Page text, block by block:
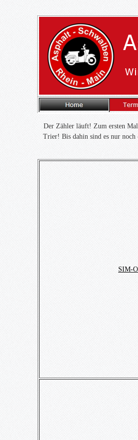
Der Zähler läuft! Zum ersten Mal
Trier! Bis dahin sind es nur noch
SIM-